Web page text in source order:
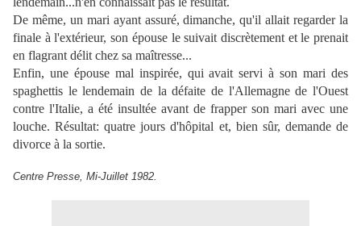
De même, un mari ayant assuré, dimanche, qu'il allait regarder la
finale à l'extérieur, son épouse le suivait discrètement et le prenait
en flagrant délit chez sa maîtresse...
Enfin, une épouse mal inspirée, qui avait servi à son mari des
spaghettis le lendemain de la défaite de l'Allemagne de l'Ouest
contre l'Italie, a été insultée avant de frapper son mari avec une
louche. Résultat: quatre jours d'hôpital et, bien sûr, demande de
divorce à la sortie.
Centre Presse, Mi-Juillet 1982.